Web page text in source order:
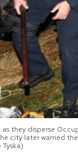
they disperse
city later warned